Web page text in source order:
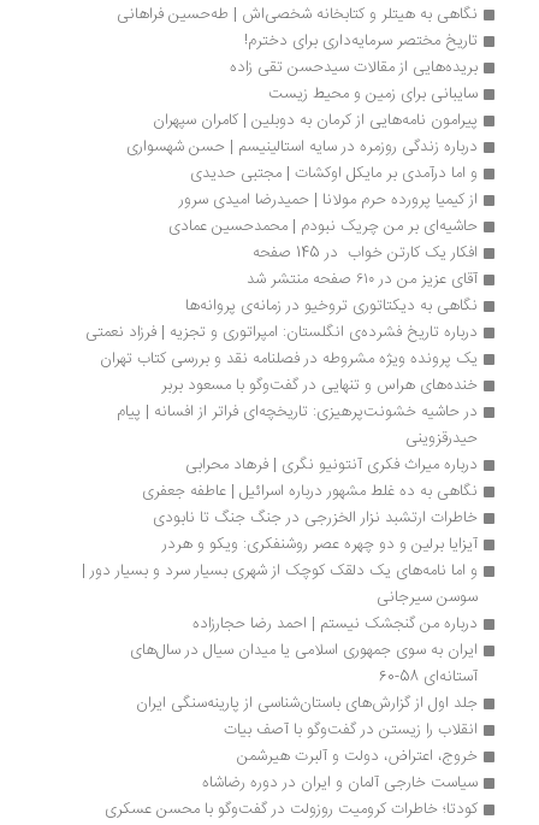
نگاهی به هیتلر و کتابخانه شخصی‌اش | طه‌حسین فراهانی
تاریخ مختصر سرمایه‌داری برای دخترم!
بریده‌هایی از مقالات سیدحسن تقی زاده
سایبانی برای زمین و محیط زیست
پیرامون نامه‌هایی از کرمان به دوبلین | کامران سپهران
درباره زندگی روزمره در سایه استالینیسم | حسن شهسواری
و اما درآمدی بر مایکل اوکشات | مجتبی حدیدی
از کیمیا پرورده حرم مولانا | حمیدرضا امیدی‌ سرور
حاشیه‌ای بر من چریک نبودم | محمد‌حسین عمادی
افکار یک کارتن خواب  در 145 صفحه
آقای عزیز من در ۶۱۰ صفحه منتشر شد
نگاهی به دیکتاتوری تروخیو در زمانه‌ی پروانه‌ها
درباره تاریخ فشرده‌ی انگلستان: امپراتوری و تجزیه | فرزاد نعمتی
یک پرونده ویژه مشروطه در فصلنامه نقد و بررسی کتاب تهران
خنده‌های هراس و تنهایی در گفت‌وگو با مسعود بربر
در حاشیه خشونت‌پرهیزی: تاریخچه‌ای فراتر از افسانه | پیام
حیدرقزوینی
درباره میراث فکری آنتونیو نگری | فرهاد محرابی
نگاهی به ده غلط مشهور درباره اسرائیل | عاطفه جعفری
خاطرات ارتشبد نزار الخزرجی در جنگ جنگ تا نابودی
آیزایا برلین و دو چهره عصر روشنفکری: ویکو و هردر
و اما نامه‌های یک دلقک کوچک از شهری بسیار سرد و بسیار دور |
سوسن سیرجانی
درباره من گنجشک نیستم | احمد رضا حجارزاده
ایران به سوی جمهوری اسلامی یا میدان سیال در سال‌های
آستانه‌ای 58-60
جلد اول از گزارش‌های باستان‌شناسی از پارینه‌سنگی ایران
انقلاب را زیستن در گفت‌‏وگو با آصف بیات
خروج، اعتراض، دولت و آلبرت هیرشمن
سیاست خارجی آلمان و ایران در دوره رضاشاه
کودتا؛ خاطرات کرومیت روزولت در گفت‌وگو با محسن عسکری